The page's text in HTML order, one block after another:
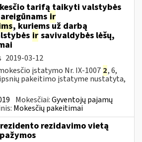
tarifą taikyti valstybės
ir
, kuriems už darbą
ir savivaldybės lėšų,
2019-03-12
įstatymo Nr. IX-1007 2, 6,
pakeitimo įstatyme nustatyta,
Mokesčiai:Gyventojų pajamų
Mokesčių pakeitimai
rezidavimo vietą